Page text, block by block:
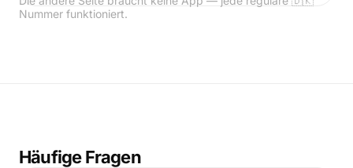
Nummer funktioniert.
Häufige Fragen